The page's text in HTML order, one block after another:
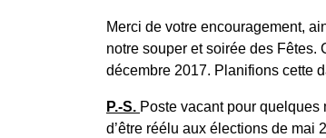
Merci de votre encouragement,
notre souper et soirée des Fêtes.
décembre 2017. Planifions cette
P.-S. Poste vacant pour
d’être réélu aux élections de mai